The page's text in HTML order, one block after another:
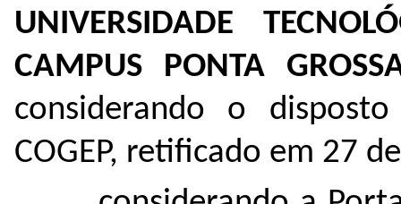
UNIVERSIDADE
CAMPUS PONTA
considerando o
COGEP, retificado em 27